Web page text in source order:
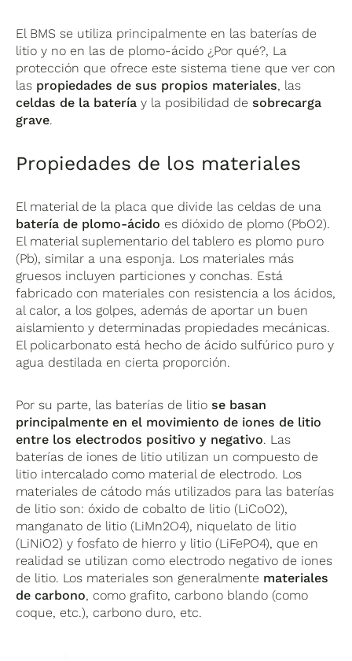
El BMS se utiliza principalmente en las baterías de
litio y no en las de plomo-ácido ¿Por qué?, La
protección que ofrece este sistema tiene que ver con
las propiedades de sus propios materiales, las
celdas de la batería y la posibilidad desobrecarga
grave.
Propiedades de los materiales
El material de la placa que divide las celdas de una
batería de plomo-ácido es dióxido de plomo (PbO2).
El material suplementario del tablero es plomo puro
(Pb), similar a una esponja. Los materiales más
gruesos incluyen particiones y conchas. Está
fabricado con materiales con resistencia a los ácidos,
al calor, a los golpes, además de aportar un buen
aislamiento y determinadas propiedades mecánicas.
El policarbonato está hecho de ácido sulfúrico puro y
agua destilada en cierta proporción.
Por su parte, las baterías de litiose basan
principalmente en el movimiento de iones de litio
entre los electrodos positivo y negativo. Las
baterías de iones de litio utilizan un compuesto de
litio intercalado como material de electrodo. Los
materiales de cátodo más utilizados para las baterías
de litio son: óxido de cobalto de litio (LiCoO2),
manganato de litio (LiMn2O4), niquelato de litio
(LiNiO2) y fosfato de hierro y litio (LiFePO4), que en
realidad se utilizan como electrodo negativo de iones
de litio. Los materiales son generalmente materiales
de carbono, como grafito, carbono blando (como
coque, etc.), carbono duro, etc.